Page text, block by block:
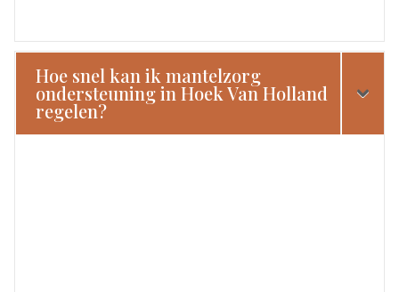
Hoe snel kan ik mantelzorg
ondersteuning in Hoek Van Holland
regelen?